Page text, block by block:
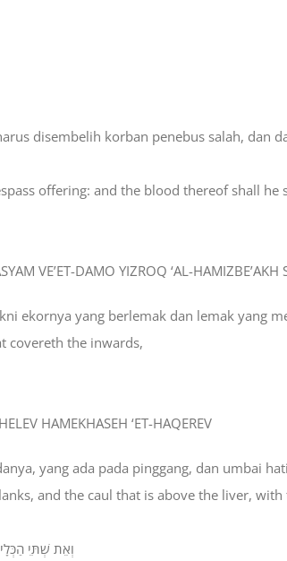
disembelih korban penebus salah, dan
offering: and the blood thereof shall
VE’ET-DAMO YIZROQ ‘AL-HAMIZBE’AKH
ekornya yang berlemak dan lemak yang
covereth the inwards,
HAMEKHASEH ‘ET-HAQEREV
yang ada pada pinggang, dan umbai
and the caul that is above the liver,
וְאֵת שְׁתֵּי